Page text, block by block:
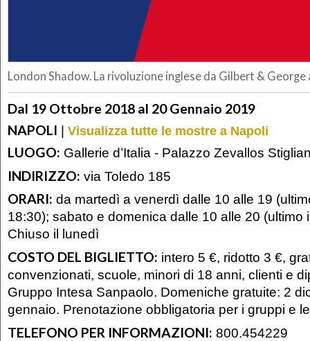
London Shadow. La rivoluzione inglese da Gilbert &
Dal 19 Ottobre 2018 al 20 Gennaio 2019
NAPOLI | Visualizza tutte le mostre a Napoli
LUOGO: Gallerie d’Italia - Palazzo Zevallos
INDIRIZZO: via Toledo 185
ORARI: da martedì a venerdì dalle 10 alle 19
18:30); sabato e domenica dalle 10 alle 20 (ultimo
Chiuso il lunedì
COSTO DEL BIGLIETTO: intero 5 €, ridotto 3 €,
convenzionati, scuole, minori di 18 anni, clienti e
Gruppo Intesa Sanpaolo. Domeniche gratuite: 2
gennaio. Prenotazione obbligatoria per i gruppi e
TELEFONO PER INFORMAZIONI: 800.454229